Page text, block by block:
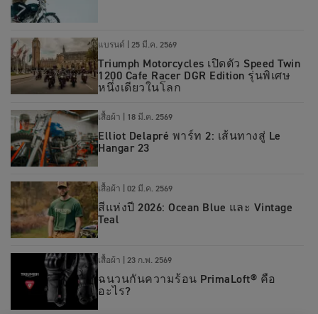
แบรนด์ 25 มี.ค. 2569
Triumph Motorcycles เปิดตัว Speed Twin
1200 Cafe Racer DGR Edition รุ่นพิเศษ
หนึ่งเดียวในโลก
เสื้อผ้า 18 มี.ค. 2569
Elliot Delapré พาร์ท 2: เส้นทางสู่ Le
Hangar 23
เสื้อผ้า 02 มี.ค. 2569
สีแห่งปี 2026: Ocean Blue และ Vintage
Teal
เสื้อผ้า 23 ก.พ. 2569
ฉนวนกันความร้อน PrimaLoft® คือ
อะไร?